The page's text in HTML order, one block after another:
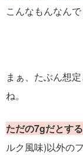
こんなもんなんで
まぁ、たぶん想定
ね。
ただの7gだとす
ルク風味)以外の